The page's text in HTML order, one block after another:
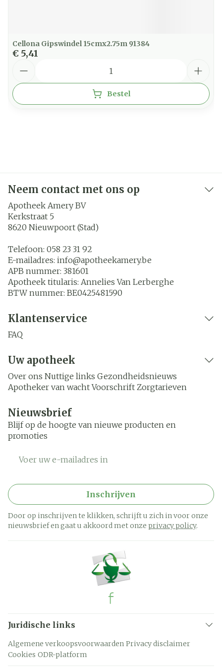
Cellona Gipswindel 15cmx2.75m 91384
€ 5,41
Bestel
Neem contact met ons op
Apotheek Amery BV
Kerkstraat 5
8620 Nieuwpoort (Stad)
Telefoon: 058 23 31 92
E-mailadres: info@apotheekamery.be
APB nummer: 381601
Apotheek titularis: Annelies Van Lerberghe
BTW nummer: BE0425481590
Klantenservice
FAQ
Uw apotheek
Over ons Nuttige links Gezondheidsnieuws
Apotheker van wacht Voorschrift Zorgtarieven
Nieuwsbrief
Blijf op de hoogte van nieuwe producten en
promoties
Inschrijven
Door op inschrijven te klikken, schrijft u zich in voor onze
nieuwsbrief en gaat u akkoord met onze privacy policy.
Juridische links
Algemene verkoopsvoorwaarden Privacy disclaimer
Cookies ODR-platform